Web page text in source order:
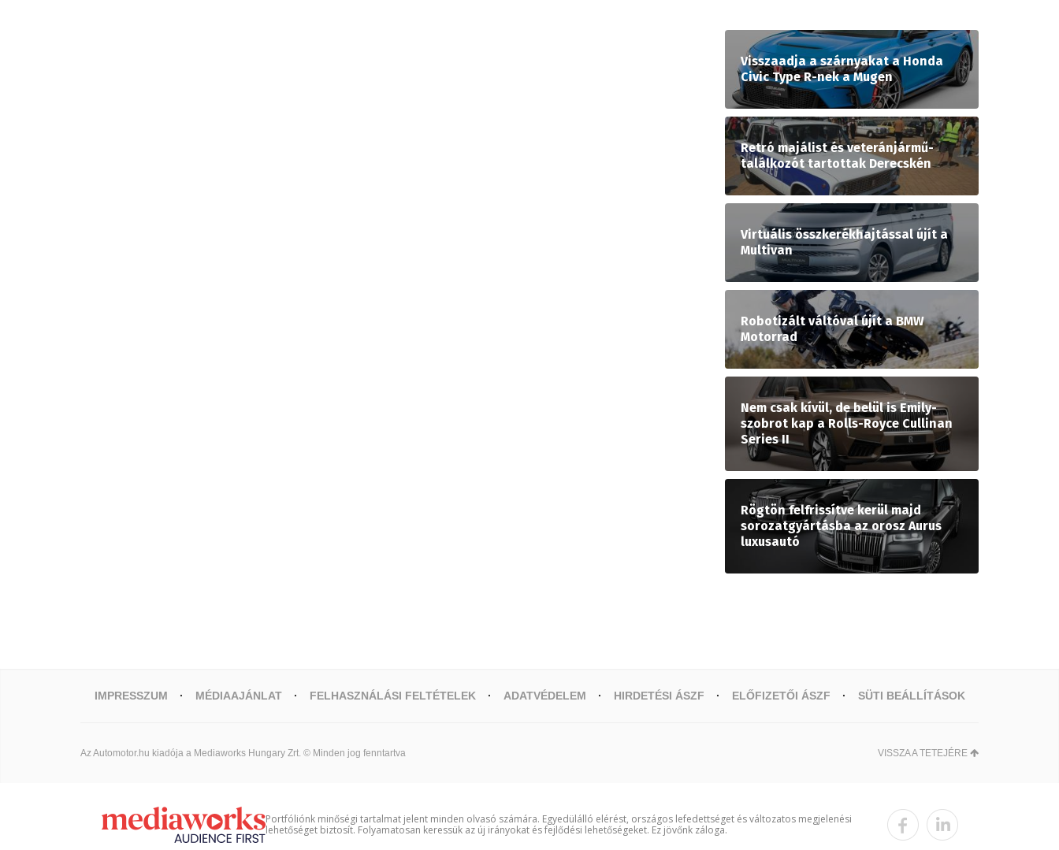
Visszaadja a szárnyakat a Honda
Civic Type R-nek a Mugen
Retró majálist és veteránjármű-
találkozót tartottak Derecskén
Virtuális összkerékhajtással újít a
Multivan
Robotizált váltóval újít a BMW
Motorrad
Nem csak kívül, de belül is Emily-
szobrot kap a Rolls-Royce Cullinan
Series II
Rögtön felfrissítve kerül majd
sorozatgyártásba az orosz Aurus
luxusautó
IMPRESSZUM MÉDIAAJÁNLAT FELHASZNÁLÁSI FELTÉTELEK ADATVÉDELEM HIRDETÉSI ÁSZF ELŐFIZETŐI ÁSZF SÜTI BEÁLLÍTÁSOK
Az Automotor.hu kiadója a Mediaworks Hungary Zrt. © Minden jog fenntartva VISSZA A TETEJÉRE
Portfóliónk minőségi tartalmat jelent minden olvasó számára. Egyedülálló elérést, országos lefedettséget és változatos megjelenési
lehetőséget biztosít. Folyamatosan keressük az új irányokat és fejlődési lehetőségeket. Ez jövőnk záloga.